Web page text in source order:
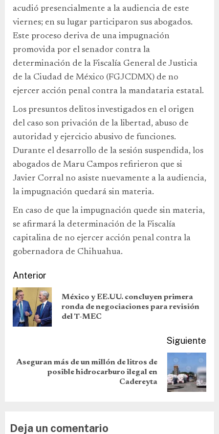
acudió presencialmente a la audiencia de este
viernes; en su lugar participaron sus abogados.
Este proceso deriva de una impugnación
promovida por el senador contra la
determinación de la Fiscalía General de Justicia
de la Ciudad de México (FGJCDMX) de no
ejercer acción penal contra la mandataria estatal.
Los presuntos delitos investigados en el origen
del caso son privación de la libertad, abuso de
autoridad y ejercicio abusivo de funciones.
Durante el desarrollo de la sesión suspendida, los
abogados de Maru Campos refirieron que si
Javier Corral no asiste nuevamente a la audiencia,
la impugnación quedará sin materia.
En caso de que la impugnación quede sin materia,
se afirmará la determinación de la Fiscalía
capitalina de no ejercer acción penal contra la
gobernadora de Chihuahua.
Anterior
México y EE.UU. concluyen primera
ronda de negociaciones para revisión
del T-MEC
Siguiente
Aseguran más de un millón de litros de
posible hidrocarburo ilegal en
Cadereyta
Deja un comentario